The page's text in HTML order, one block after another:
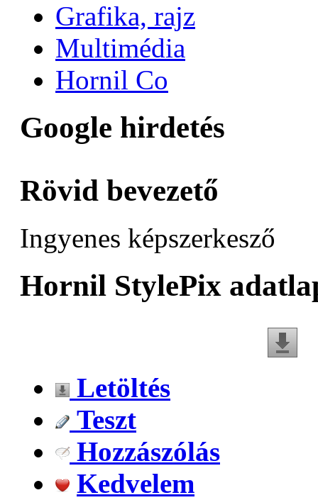
Grafika, rajz
Multimédia
Hornil Co
Google hirdetés
Rövid bevezető
Ingyenes képszerkesző
Hornil StylePix
Letöltés
Teszt
Hozzászólás
Kedvelem